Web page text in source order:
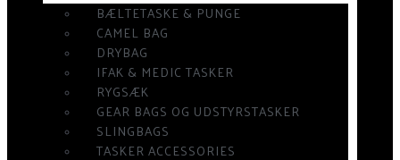
BÆLTETASKE & PUNGE
CAMEL BAG
DRYBAG
IFAK & MEDIC TASKER
RYGSÆK
GEAR BAGS OG UDSTYRSTASKER
SLINGBAGS
TASKER ACCESSORIES